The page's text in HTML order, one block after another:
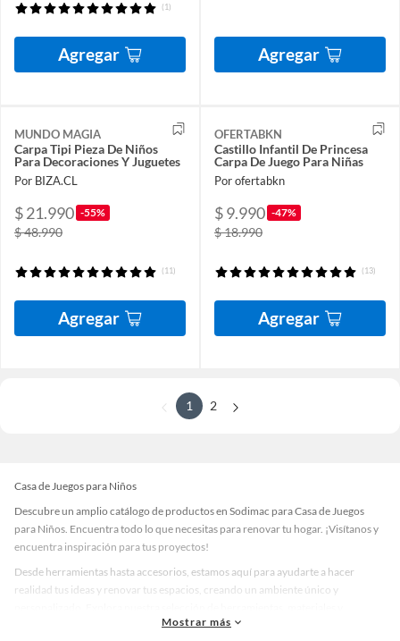
(1)
Agregar Agregar
MUNDO MAGIA
Carpa Tipi Pieza De Niños
Para Decoraciones Y Juguetes
Por BIZA.CL
$ 21.990 -55%
$ 48.990
(11)
Agregar
OFERTABKN
Castillo Infantil De Princesa
Carpa De Juego Para Niñas
Por ofertabkn
$ 9.990 -47%
$ 18.990
(13)
Agregar
1 2
Casa de Juegos para Niños​
Descubre un amplio catálogo de productos en Sodimac para Casa de Juegos
para Niños​. Encuentra todo lo que necesitas para renovar tu hogar. ¡Visítanos y
encuentra inspiración para tus proyectos!
Desde herramientas hasta accesorios, estamos aquí para ayudarte a hacer
realidad tus ideas y renovar tus espacios, creando un ambiente único y
accesorios de calidad que te ayudarán a crear un espacio más tú.
Mostrar más